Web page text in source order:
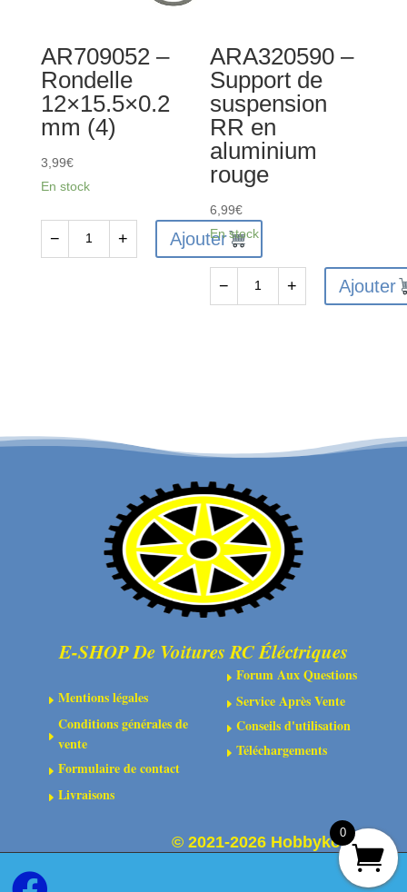
AR709052 –
Rondelle
12×15.5×0.2
mm (4)
3,99€
En stock
− + Ajouter
ARA320590 –
Support de
suspension
RR en
aluminium
rouge
6,99€
En stock
RR
en
aluminium
rouge
− + Ajouter
E-SHOP De Voitures RC Éléctriques
EMentions légales
E
Conditions générales de
vente
EFormulaire de contact
ELivraisons
E Forum Aux Questions
E Service Après Vente
E Conseils d'utilisation
E Téléchargements
© 2021-2026 Hobbykoo
0